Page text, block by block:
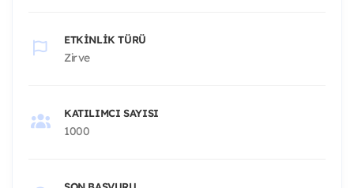
ETKINLIK TÜRÜ
Zirve
KATILIMCI SAYISI
1000